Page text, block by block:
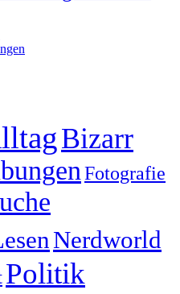
Bizarr
Fotografie
Nerdworld
Politik